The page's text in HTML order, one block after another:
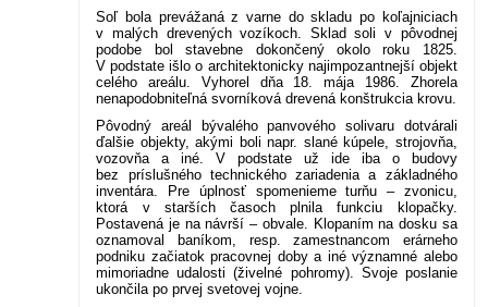
Soľ bola prevážaná z varne do skladu po koľajniciach
v malých drevených vozíkoch. Sklad soli v pôvodnej
podobe bol stavebne dokončený okolo roku 1825.
V podstate išlo o architektonicky najimpozantnejší objekt
celého areálu. Vyhorel dňa 18. mája 1986. Zhorela
nenapodobniteľná svorníková drevená konštrukcia krovu.
Pôvodný areál bývalého panvového solivaru dotvárali
ďalšie objekty, akými boli napr. slané kúpele, strojovňa,
vozovňa a iné. V podstate už ide iba o budovy
bez príslušného technického zariadenia a základného
inventára. Pre úplnosť spomenieme turňu – zvonicu,
ktorá v starších časoch plnila funkciu klopačky.
Postavená je na návrší – obvale. Klopaním na dosku sa
oznamoval baníkom, resp. zamestnancom erárneho
podniku začiatok pracovnej doby a iné významné alebo
mimoriadne udalosti (živelné pohromy). Svoje poslanie
ukončila po prvej svetovej vojne.